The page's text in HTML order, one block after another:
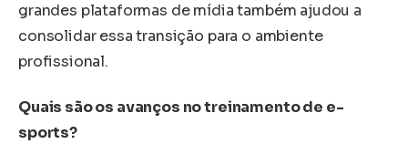
grandes plataformas de mídia também ajudou a
consolidar essa transição para o ambiente
profissional.
Quais são os avanços no treinamento de e-
sports?